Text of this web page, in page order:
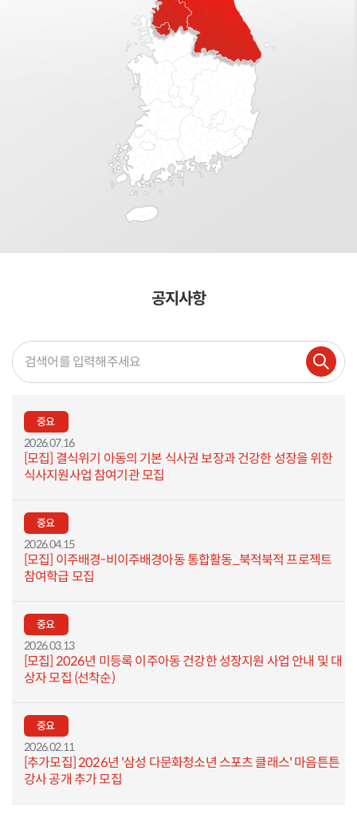
공지사항
중요
2026.07.16
[모집] 결식위기 아동의 기본 식사권 보장과 건강한 성장을 위한
식사지원사업 참여기관 모집
중요
2026.04.15
[모집] 이주배경-비이주배경아동 통합활동_북적북적 프로젝트
참여학급 모집
중요
2026.03.13
[모집] 2026년 미등록 이주아동 건강한 성장지원 사업 안내 및 대
상자 모집 (선착순)
중요
2026.02.11
[추가모집] 2026년 '삼성 다문화청소년 스포츠 클래스' 마음튼튼
강사 공개 추가 모집